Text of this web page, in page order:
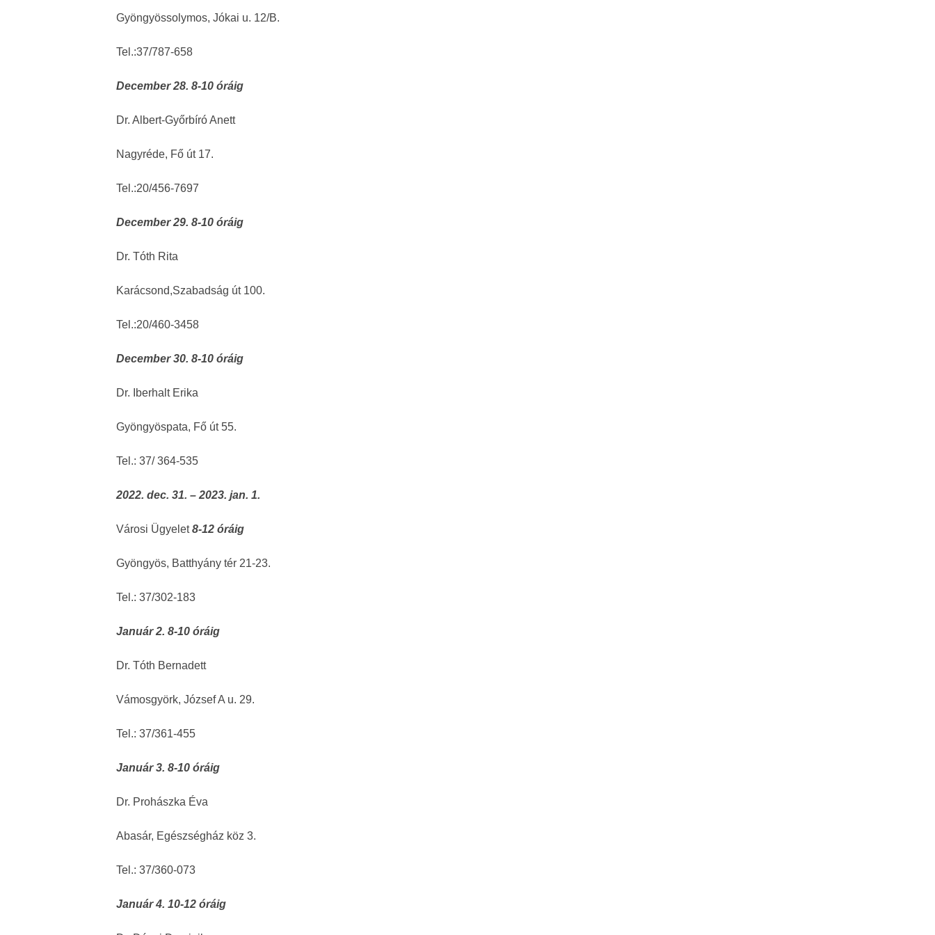
Gyöngyössolymos, Jókai u. 12/B.
Tel.:37/787-658
December 28. 8-10 óráig
Dr. Albert-Győrbíró Anett
Nagyréde, Fő út 17.
Tel.:20/456-7697
December 29. 8-10 óráig
Dr. Tóth Rita
Karácsond,Szabadság út 100.
Tel.:20/460-3458
December 30. 8-10 óráig
Dr. Iberhalt Erika
Gyöngyöspata, Fő út 55.
Tel.: 37/ 364-535
2022. dec. 31. – 2023. jan. 1.
Városi Ügyelet8-12 óráig
Gyöngyös, Batthyány tér 21-23.
Tel.: 37/302-183
Január 2. 8-10 óráig
Dr. Tóth Bernadett
Vámosgyörk, József A u. 29.
Tel.: 37/361-455
Január 3. 8-10 óráig
Dr. Prohászka Éva
Abasár, Egészségház köz 3.
Tel.: 37/360-073
Január 4. 10-12 óráig